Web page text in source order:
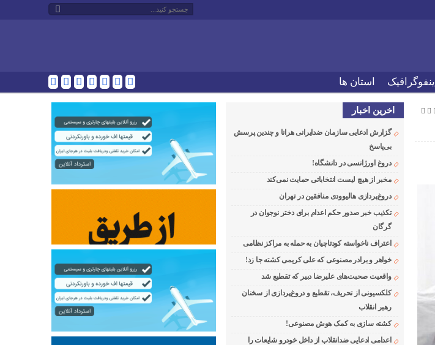
اینفوگرافیک استان ها
اخرین اخبار
گزارش ادعایی سازمان ضدایرانی هرانا و چندین پرسش
بی‌پاسخ
دروغ اورژانسی در دانشگاه!
مخبر از هیچ لیست انتخاباتی حمایت نمی‌کند
دروغ‌پردازی هالیوودی منافقین در تهران
تکذیب خبر صدور حکم اعدام برای دختر نوجوان در
گرگان
اعتراف ناخواسته کودتاچیان به حمله به مراکز نظامی
خواهر و برادر مصنوعی که علی کریمی کشته جا زد!
واقعیت صحبت‌های علیرضا دبیر که تقطیع شد
کلکسیونی از تحریف، تقطیع و دروغ‌پردازی از سخنان
رهبر انقلاب
کشته سازی به کمک هوش مصنوعی!
اعدامی ادعایی ضدانقلاب از داخل خودرو شایعات را